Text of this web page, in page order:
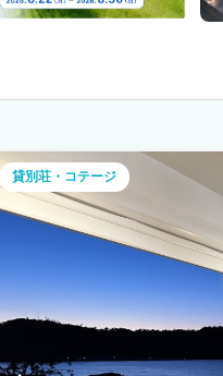
貸別荘・コテージ